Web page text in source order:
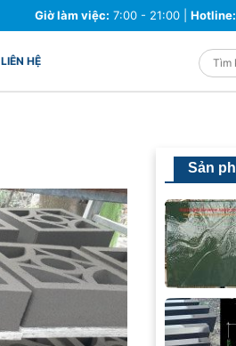
Giờ làm việc: 7:00 - 21:00 | Hotline:
LIÊN HỆ
Sản